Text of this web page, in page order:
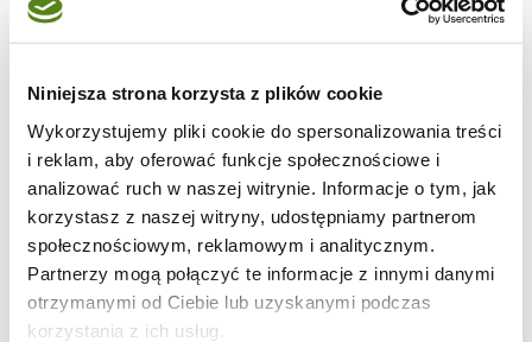
Niniejsza strona korzysta z plików cookie
Wykorzystujemy pliki cookie do spersonalizowania treści
i reklam, aby oferować funkcje społecznościowe i
analizować ruch w naszej witrynie. Informacje o tym, jak
korzystasz z naszej witryny, udostępniamy partnerom
społecznościowym, reklamowym i analitycznym.
Partnerzy mogą połączyć te informacje z innymi danymi
otrzymanymi od Ciebie lub uzyskanymi podczas
korzystania z ich usług.
Kotleciki radzę przyprawić świeżymi ziołami
(koperek!). Można podawać je z sosami,
sadzonym jajkiem, a nawet w formie
„fiszburgerów”- z dodatkiem sałaty czy
pomidorów.